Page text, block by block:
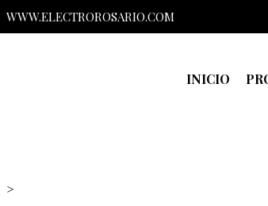
WWW.ELECTROROSARIO.COM
INICIO